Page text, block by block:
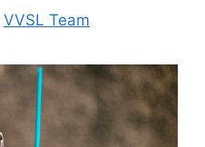
VVSL Team